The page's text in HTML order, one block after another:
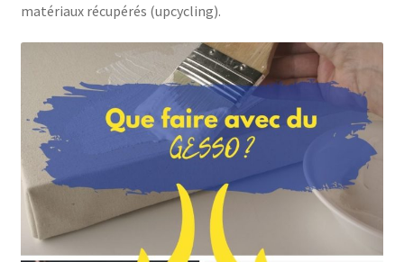
matériaux récupérés (upcycling).